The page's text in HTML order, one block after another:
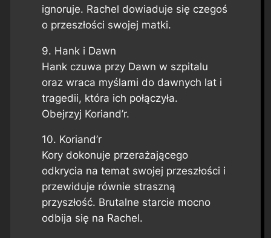
ignoruje. Rachel dowiaduje się czegoś
o przeszłości swojej matki.
9. Hank i Dawn
Hank czuwa przy Dawn w szpitalu
oraz wraca myślami do dawnych lat i
tragedii, która ich połączyła.
Obejrzyj Koriand’r.
10. Koriand’r
Kory dokonuje przerażającego
odkrycia na temat swojej przeszłości i
przewiduje równie straszną
przyszłość. Brutalne starcie mocno
odbija się na Rachel.